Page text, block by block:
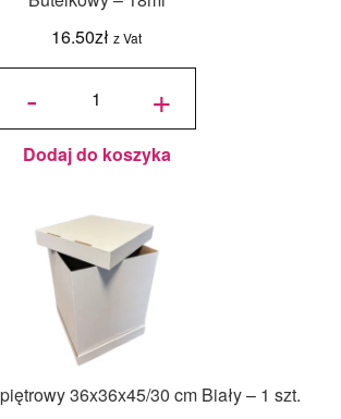
16.50zł z Vat
-
ilość
olejowy
Food
Colours -
Zielony +
Dodaj do koszyka
36x36x45/30 cm Biały – 1 szt.